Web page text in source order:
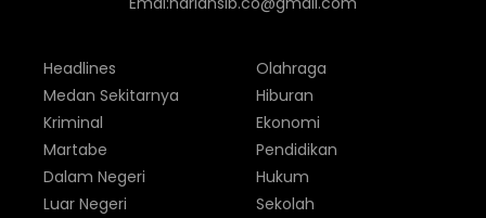
Headlines
Medan Sekitarnya
Kriminal
Martabe
Dalam Negeri
Luar Negeri
Olahraga
Hiburan
Ekonomi
Pendidikan
Hukum
Sekolah